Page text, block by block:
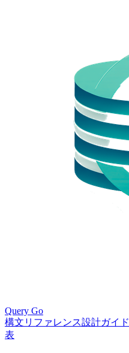
Query Go
構文リファレンス設計ガイド
表